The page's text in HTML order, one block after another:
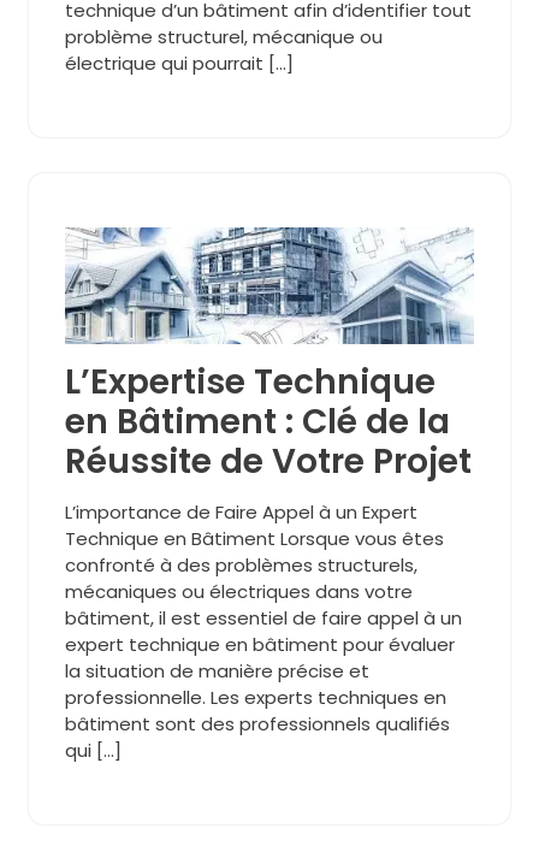
technique d’un bâtiment afin d’identifier tout
problème structurel, mécanique ou
électrique qui pourrait […]
L’Expertise Technique
en Bâtiment : Clé de la
Réussite de Votre Projet
L’importance de Faire Appel à un Expert
Technique en Bâtiment Lorsque vous êtes
confronté à des problèmes structurels,
mécaniques ou électriques dans votre
bâtiment, il est essentiel de faire appel à un
expert technique en bâtiment pour évaluer
la situation de manière précise et
professionnelle. Les experts techniques en
bâtiment sont des professionnels qualifiés
qui […]